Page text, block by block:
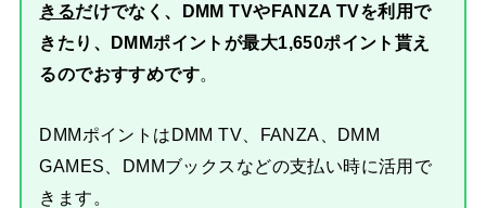
きるだけでなく、DMM TVやFANZA TVを利用で
きたり、DMMポイントが最大1,650ポイント貰え
るのでおすすめです。
DMMポイントはDMM TV、FANZA、DMM
GAMES、DMMブックスなどの支払い時に活用で
きます。